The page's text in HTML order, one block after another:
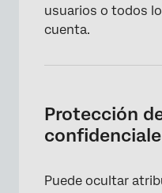
usuarios o todos
cuenta.
Protección
Puede ocultar